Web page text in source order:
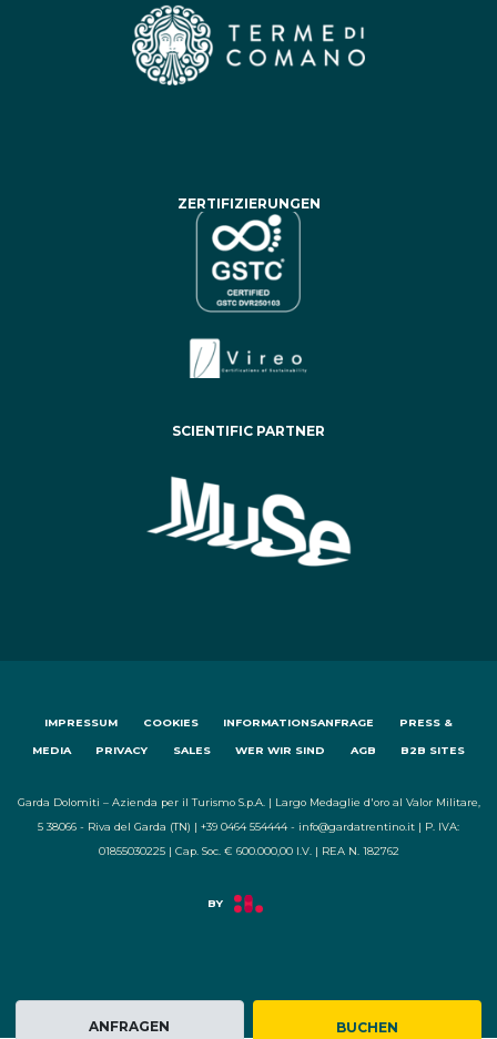
ANFRAGEN BUCHEN
ZERTIFIZIERUNGEN
SCIENTIFIC PARTNER
IMPRESSUM COOKIES INFORMATIONSANFRAGE PRESS &
MEDIA PRIVACY SALES WER WIR SIND AGB B2B SITES
Garda Dolomiti – Azienda per il Turismo S.p.A. | Largo Medaglie d'oro al Valor Militare,
5 38066 - Riva del Garda (TN) | +39 0464 554444 - info@gardatrentino.it | P. IVA:
01855030225 | Cap. Soc. € 600.000,00 I.V. | REA N. 182762